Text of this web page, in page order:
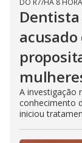
DO R7/HÁ 8
Dentista
A investigação
conhecimento
iniciou